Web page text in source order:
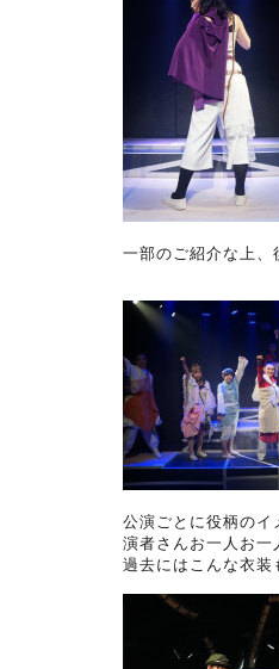
一部のご紹介な上、
公演ごとに役柄の
演者さんお一人お一
過去にはこんな衣装